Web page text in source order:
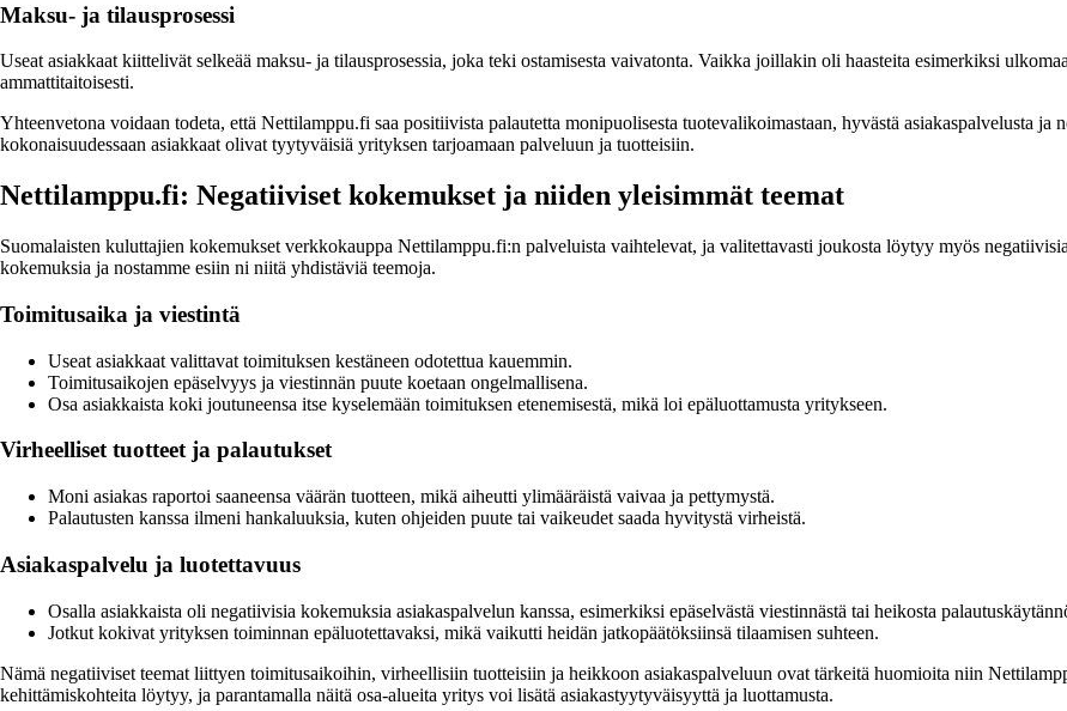
Maksu- ja tilausprosessi
Useat asiakkaat kiittelivät selkeää maksu- ja tilausprosessia, joka teki ostamisesta vaivatonta. Vaikka joillakin oli haasteita esimerkiksi
ammattitaitoisesti.
Yhteenvetona voidaan todeta, että Nettilamppu.fi saa positiivista palautetta monipuolisesta tuotevalikoimastaan, hyvästä asiakaspalvelusta
kokonaisuudessaan asiakkaat olivat tyytyväisiä yrityksen tarjoamaan palveluun ja tuotteisiin.
Nettilamppu.fi: Negatiiviset kokemukset ja niiden yleisimmät teemat
Suomalaisten kuluttajien kokemukset verkkokauppa Nettilamppu.fi:n palveluista vaihtelevat, ja valitettavasti joukosta löytyy myös
kokemuksia ja nostamme esiin ni niitä yhdistäviä teemoja.
Toimitusaika ja viestintä
Useat asiakkaat valittavat toimituksen kestäneen odotettua kauemmin.
Toimitusaikojen epäselvyys ja viestinnän puute koetaan ongelmallisena.
Osa asiakkaista koki joutuneensa itse kyselemään toimituksen etenemisestä, mikä loi epäluottamusta yritykseen.
Virheelliset tuotteet ja palautukset
Moni asiakas raportoi saaneensa väärän tuotteen, mikä aiheutti ylimääräistä vaivaa ja pettymystä.
Palautusten kanssa ilmeni hankaluuksia, kuten ohjeiden puute tai vaikeudet saada hyvitystä virheistä.
Asiakaspalvelu ja luotettavuus
Osalla asiakkaista oli negatiivisia kokemuksia asiakaspalvelun kanssa, esimerkiksi epäselvästä viestinnästä tai heikosta
Jotkut kokivat yrityksen toiminnan epäluotettavaksi, mikä vaikutti heidän jatkopäätöksiinsä tilaamisen suhteen.
Nämä negatiiviset teemat liittyen toimitusaikoihin, virheellisiin tuotteisiin ja heikkoon asiakaspalveluun ovat tärkeitä huomioita niin
kehittämiskohteita löytyy, ja parantamalla näitä osa-alueita yritys voi lisätä asiakastyytyväisyyttä ja luottamusta.